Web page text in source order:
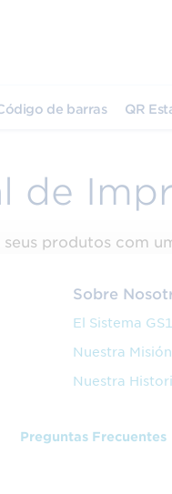
de barras QR
de
produtos com
Sobre
El Sistema GS1
Nuestra Misión
Nuestra
Preguntas Frecuentes